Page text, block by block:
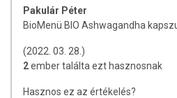
Pakulár Péter
BioMenü BIO Ashwagandha
(2022. 03. 28.)
2ember találta ezt hasznosnak
Hasznos ez az értékelés?